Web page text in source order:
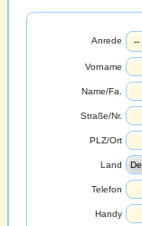
Anrede
Vorname
Name/Fa.
Straße/Nr.
PLZ/Ort
Land
Telefon
Handy